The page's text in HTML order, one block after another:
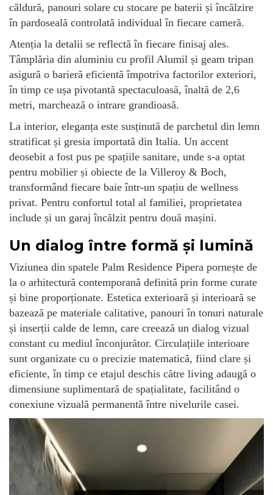
căldură, panouri solare cu stocare pe baterii și încălzire
în pardoseală controlată individual în fiecare cameră.
Atenția la detalii se reflectă în fiecare finisaj ales.
Tâmplăria din aluminiu cu profil Alumil și geam tripan
asigură o barieră eficientă împotriva factorilor exteriori,
în timp ce ușa pivotantă spectaculoasă, înaltă de 2,6
metri, marchează o intrare grandioasă.
La interior, eleganța este susținută de parchetul din lemn
stratificat și gresia importată din Italia. Un accent
deosebit a fost pus pe spațiile sanitare, unde s-a optat
pentru mobilier și obiecte de la Villeroy & Boch,
transformând fiecare baie într-un spațiu de wellness
privat. Pentru confortul total al familiei, proprietatea
include și un garaj încălzit pentru două mașini.
Un dialog între formă și lumină
Viziunea din spatele Palm Residence Pipera pornește de
la o arhitectură contemporană definită prin forme curate
și bine proporționate. Estetica exterioară și interioară se
bazează pe materiale calitative, panouri în tonuri naturale
și inserții calde de lemn, care creează un dialog vizual
constant cu mediul înconjurător. Circulațiile interioare
sunt organizate cu o precizie matematică, fiind clare și
eficiente, în timp ce etajul deschis către living adaugă o
dimensiune suplimentară de spațialitate, facilitând o
conexiune vizuală permanentă între nivelurile casei.